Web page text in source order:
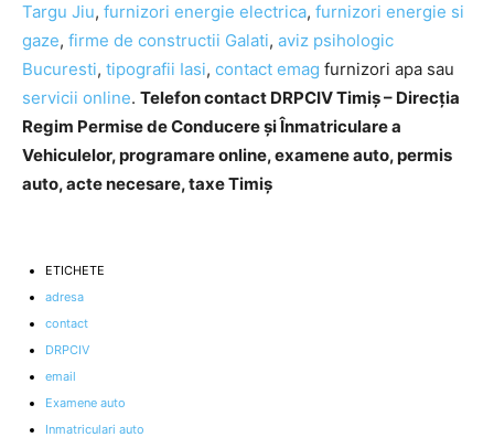
Targu Jiu, furnizori energie electrica, furnizori energie si
gaze, firme de constructii Galati, aviz psihologic
Bucuresti, tipografii Iasi, contact emag furnizori apa sau
servicii online. Telefon contact DRPCIV Timiș – Direcția
Regim Permise de Conducere și Înmatriculare a
Vehiculelor, programare online, examene auto, permis
auto, acte necesare, taxe Timiș
ETICHETE
adresa
contact
DRPCIV
email
Examene auto
Inmatriculari auto